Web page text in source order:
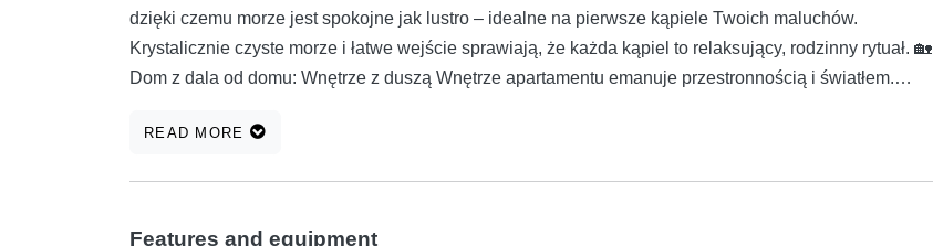
dzięki czemu morze jest spokojne jak lustro – idealne na pierwsze kąpiele Twoich maluchów.
Krystalicznie czyste morze i łatwe wejście sprawiają, że każda kąpiel to relaksujący, rodzinny rytuał. 🏡
Dom z dala od domu: Wnętrze z duszą Wnętrze apartamentu emanuje przestronnością i światłem.
magia: W pełni wyposażone kuchnie z piekarnikami zapraszają do zakupu świeżych ryb z lokalnego
Chłodny powiew: Dyskretne klimatyzatory dbają o to, aby w czterech ścianach zawsze panowała
READ MORE
Features and equipment